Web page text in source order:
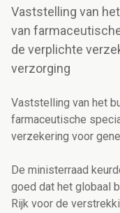
Vaststelling van
van
de verplichte
verzorging
Vaststelling van het
farmaceutische
verzekering voor
De ministerraad
goed dat het globaal
Rijk voor de